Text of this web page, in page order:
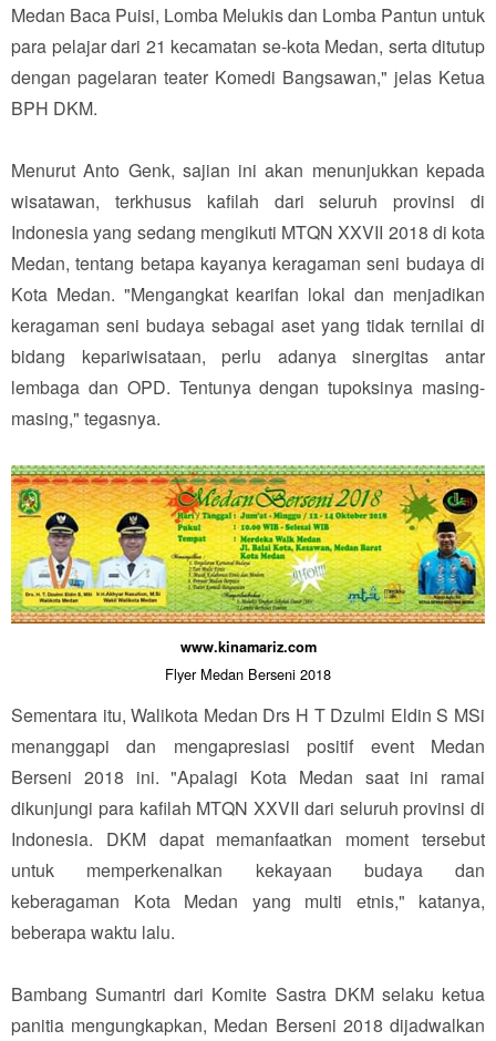
Medan Baca Puisi, Lomba Melukis dan Lomba Pantun untuk
para pelajar dari 21 kecamatan se-kota Medan, serta ditutup
dengan pagelaran teater Komedi Bangsawan," jelas Ketua
BPH DKM.
Menurut Anto Genk, sajian ini akan menunjukkan kepada
wisatawan, terkhusus kafilah dari seluruh provinsi di
Indonesia yang sedang mengikuti MTQN XXVII 2018 di kota
Medan, tentang betapa kayanya keragaman seni budaya di
Kota Medan. "Mengangkat kearifan lokal dan menjadikan
keragaman seni budaya sebagai aset yang tidak ternilai di
bidang kepariwisataan, perlu adanya sinergitas antar
lembaga dan OPD. Tentunya dengan tupoksinya masing-
masing," tegasnya.
www.kinamariz.com
Flyer Medan Berseni 2018
Sementara itu, Walikota Medan Drs H T Dzulmi Eldin S MSi
menanggapi dan mengapresiasi positif event Medan
Berseni 2018 ini. "Apalagi Kota Medan saat ini ramai
dikunjungi para kafilah MTQN XXVII dari seluruh provinsi di
Indonesia. DKM dapat memanfaatkan moment tersebut
untuk memperkenalkan kekayaan budaya dan
keberagaman Kota Medan yang multi etnis," katanya,
beberapa waktu lalu.
Bambang Sumantri dari Komite Sastra DKM selaku ketua
panitia mengungkapkan, Medan Berseni 2018 dijadwalkan